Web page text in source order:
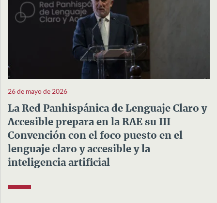
26 de mayo de 2026
La Red Panhispánica de Lenguaje Claro y
Accesible prepara en la RAE su III
Convención con el foco puesto en el
lenguaje claro y accesible y la
inteligencia artificial